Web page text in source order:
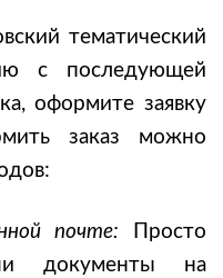
тематический
с последующей
оформите заявку
заказ можно
почте: Просто
документы на